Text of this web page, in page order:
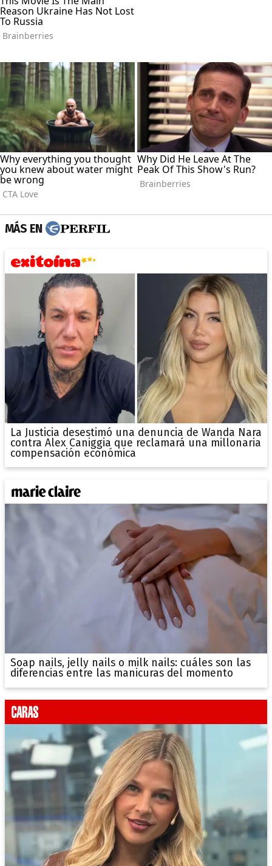
MÁS EN
La Justicia desestimó una denuncia de Wanda Nara
contra Alex Caniggia que reclamará una millonaria
compensación económica
Soap nails, jelly nails o milk nails: cuáles son las
diferencias entre las manicuras del momento